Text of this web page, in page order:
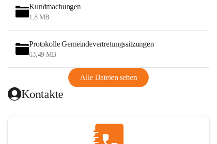
Kundmachungen
1,8 MB
Protokolle Gemeindevertretungssitzungen
63,49 MB
Alle Dateien sehen
Kontakte